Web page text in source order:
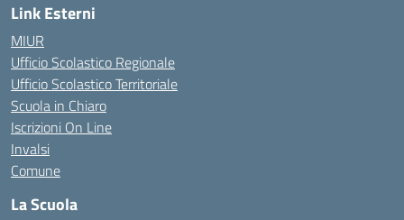
Link Esterni
MIUR
Ufficio Scolastico Regionale
Ufficio Scolastico Territoriale
Scuola in Chiaro
Iscrizioni On Line
Invalsi
Comune
La Scuola